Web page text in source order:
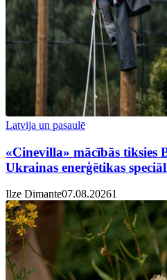
Latvija un pasaulē
«Cinevilla» mācībās tiksies
Ukrainas enerģētikas
Ilze Dimante07.08.20261